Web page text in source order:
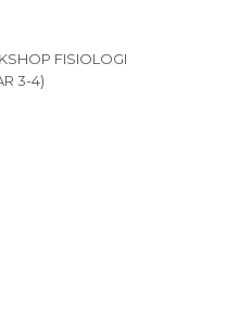
FISIOLOGI
3-4)